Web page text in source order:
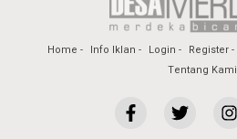
Home Info Iklan Login Register
Tentang Kami